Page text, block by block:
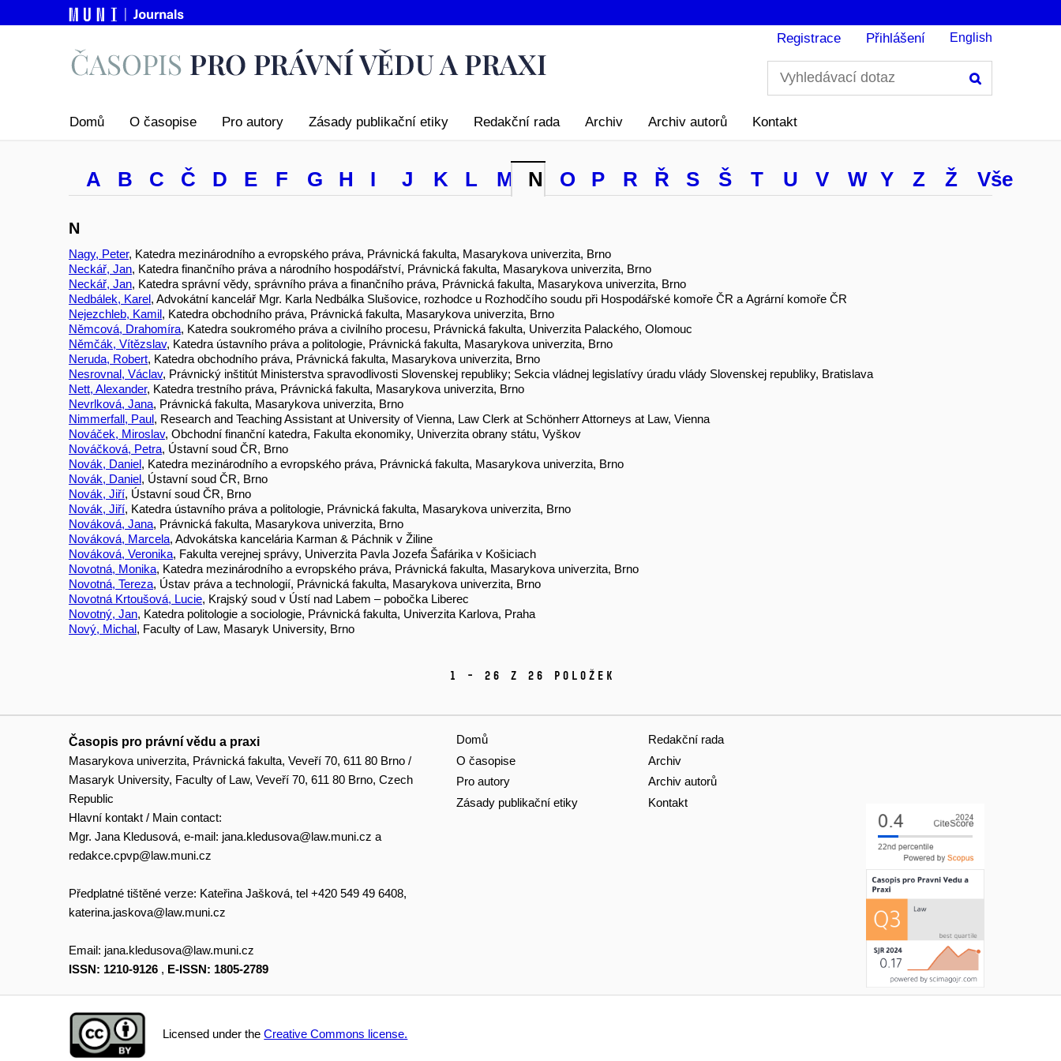
Registrace Přihlášení English
Domů O časopise Pro autory Zásady publikační etiky Redakční rada Archiv Archiv autorů Kontakt
A B C Č D E F G H I J K L M N O P R Ř S Š T U V W Y Z Ž Vše
N
Nagy, Peter, Katedra mezinárodního a evropského práva, Právnická fakulta, Masarykova univerzita, Brno
Neckář, Jan, Katedra finančního práva a národního hospodářství, Právnická fakulta, Masarykova univerzita, Brno
Neckář, Jan, Katedra správní vědy, správního práva a finančního práva, Právnická fakulta, Masarykova univerzita, Brno
Nedbálek, Karel, Advokátní kancelář Mgr. Karla Nedbálka Slušovice, rozhodce u Rozhodčího soudu při Hospodářské komoře ČR a Agrární komoře ČR
Nejezchleb, Kamil, Katedra obchodního práva, Právnická fakulta, Masarykova univerzita, Brno
Němcová, Drahomíra, Katedra soukromého práva a civilního procesu, Právnická fakulta, Univerzita Palackého, Olomouc
Němčák, Vítězslav, Katedra ústavního práva a politologie, Právnická fakulta, Masarykova univerzita, Brno
Neruda, Robert, Katedra obchodního práva, Právnická fakulta, Masarykova univerzita, Brno
Nesrovnal, Václav, Právnický inštitút Ministerstva spravodlivosti Slovenskej republiky; Sekcia vládnej legislatívy úradu vlády Slovenskej republiky, Bratislava
Nett, Alexander, Katedra trestního práva, Právnická fakulta, Masarykova univerzita, Brno
Nevrlková, Jana, Právnická fakulta, Masarykova univerzita, Brno
Nimmerfall, Paul, Research and Teaching Assistant at University of Vienna, Law Clerk at Schönherr Attorneys at Law, Vienna
Nováček, Miroslav, Obchodní finanční katedra, Fakulta ekonomiky, Univerzita obrany státu, Vyškov
Nováčková, Petra, Ústavní soud ČR, Brno
Novák, Daniel, Katedra mezinárodního a evropského práva, Právnická fakulta, Masarykova univerzita, Brno
Novák, Daniel, Ústavní soud ČR, Brno
Novák, Jiří, Ústavní soud ČR, Brno
Novák, Jiří, Katedra ústavního práva a politologie, Právnická fakulta, Masarykova univerzita, Brno
Nováková, Jana, Právnická fakulta, Masarykova univerzita, Brno
Nováková, Marcela, Advokátska kancelária Karman & Páchnik v Žiline
Nováková, Veronika, Fakulta verejnej správy, Univerzita Pavla Jozefa Šafárika v Košiciach
Novotná, Monika, Katedra mezinárodního a evropského práva, Právnická fakulta, Masarykova univerzita, Brno
Novotná, Tereza, Ústav práva a technologií, Právnická fakulta, Masarykova univerzita, Brno
Novotná Krtoušová, Lucie, Krajský soud v Ústí nad Labem – pobočka Liberec
Novotný, Jan, Katedra politologie a sociologie, Právnická fakulta, Univerzita Karlova, Praha
Nový, Michal, Faculty of Law, Masaryk University, Brno
1 - 26 z 26 položek
Časopis pro právní vědu a praxi
Masarykova univerzita, Právnická fakulta, Veveří 70, 611 80 Brno /
Masaryk University, Faculty of Law, Veveří 70, 611 80 Brno, Czech
Republic
Hlavní kontakt / Main contact:
Mgr. Jana Kledusová, e-mail: jana.kledusova@law.muni.cz a
redakce.cpvp@law.muni.cz
Předplatné tištěné verze: Kateřina Jašková, tel +420 549 49 6408,
katerina.jaskova@law.muni.cz
Email: jana.kledusova@law.muni.cz
ISSN: 1210-9126 , E-ISSN: 1805-2789
Domů
O časopise
Pro autory
Zásady publikační etiky
Redakční rada
Archiv
Archiv autorů
Kontakt
Licensed under theCreative Commons license.